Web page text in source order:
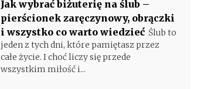
Jak wybrać biżuterię na ślub –
pierścionek zaręczynowy, obrączki
i wszystko co warto wiedzieć Ślub to
jeden z tych dni, które pamiętasz przez
całe życie. I choć liczy się przede
wszystkim miłość i...